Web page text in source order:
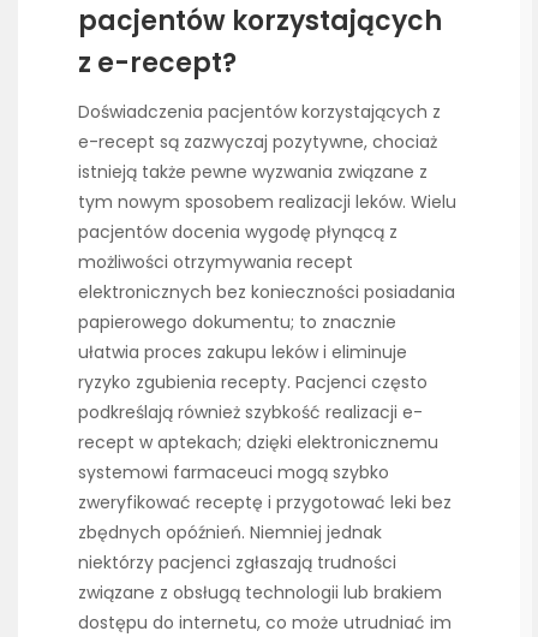
pacjentów korzystających
z e-recept?
Doświadczenia pacjentów korzystających z
e-recept są zazwyczaj pozytywne, chociaż
istnieją także pewne wyzwania związane z
tym nowym sposobem realizacji leków. Wielu
pacjentów docenia wygodę płynącą z
możliwości otrzymywania recept
elektronicznych bez konieczności posiadania
papierowego dokumentu; to znacznie
ułatwia proces zakupu leków i eliminuje
ryzyko zgubienia recepty. Pacjenci często
podkreślają również szybkość realizacji e-
recept w aptekach; dzięki elektronicznemu
systemowi farmaceuci mogą szybko
zweryfikować receptę i przygotować leki bez
zbędnych opóźnień. Niemniej jednak
niektórzy pacjenci zgłaszają trudności
związane z obsługą technologii lub brakiem
dostępu do internetu, co może utrudniać im